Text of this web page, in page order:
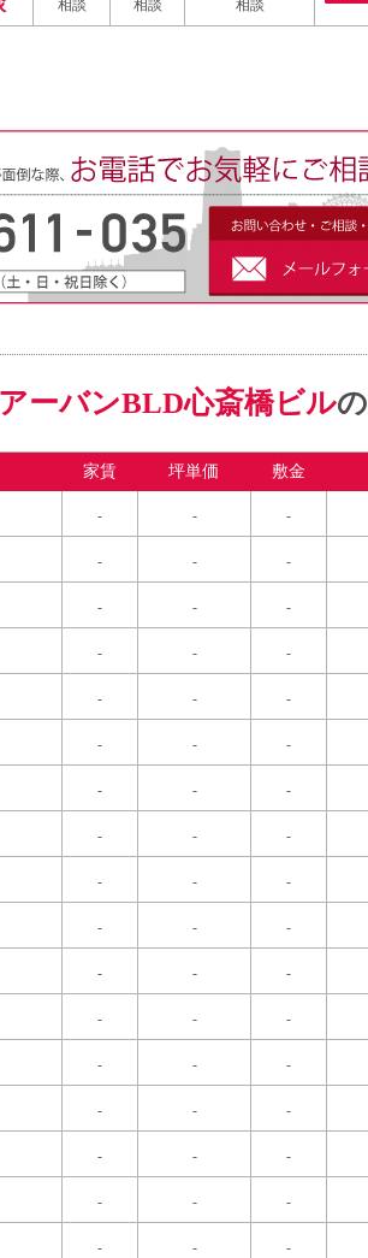
相談 相談 相談
ーバンBLD心斎橋ビルの
家賃 坪単価 敷金
- - -
- - -
- - -
- - -
- - -
- - -
- - -
- - -
- - -
- - -
- - -
- - -
- - -
- - -
- - -
- - -
- - -